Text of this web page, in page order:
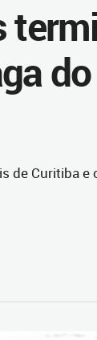
de Curitiba e